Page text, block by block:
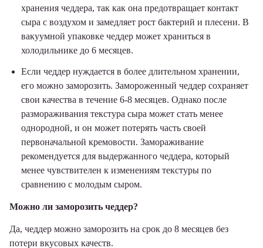
хранения чеддера, так как она предотвращает контакт
сыра с воздухом и замедляет рост бактерий и плесени. В
вакуумной упаковке чеддер может храниться в
холодильнике до 6 месяцев.
Если чеддер нуждается в более длительном хранении,
его можно заморозить. Замороженный чеддер сохраняет
свои качества в течение 6-8 месяцев. Однако после
размораживания текстура сыра может стать менее
однородной, и он может потерять часть своей
первоначальной кремовости. Замораживание
рекомендуется для выдержанного чеддера, который
менее чувствителен к изменениям текстуры по
сравнению с молодым сыром.
Можно ли заморозить чеддер?
Да, чеддер можно заморозить на срок до 8 месяцев без
потери вкусовых качеств.